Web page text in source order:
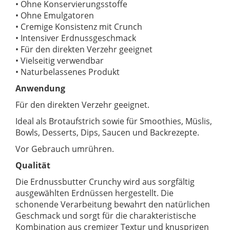
• Ohne Konservierungsstoffe
• Ohne Emulgatoren
• Cremige Konsistenz mit Crunch
• Intensiver Erdnussgeschmack
• Für den direkten Verzehr geeignet
• Vielseitig verwendbar
• Naturbelassenes Produkt
Anwendung
Für den direkten Verzehr geeignet.
Ideal als Brotaufstrich sowie für Smoothies, Müslis,
Bowls, Desserts, Dips, Saucen und Backrezepte.
Vor Gebrauch umrühren.
Qualität
Die Erdnussbutter Crunchy wird aus sorgfältig
ausgewählten Erdnüssen hergestellt. Die
schonende Verarbeitung bewahrt den natürlichen
Geschmack und sorgt für die charakteristische
Kombination aus cremiger Textur und knusprigen